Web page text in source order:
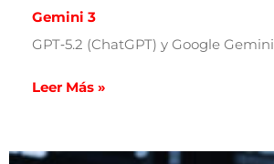
Gemini 3
GPT‑5.2 (ChatGPT) y Google Gemini
Leer Más »